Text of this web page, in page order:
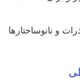
و نانوساختارها